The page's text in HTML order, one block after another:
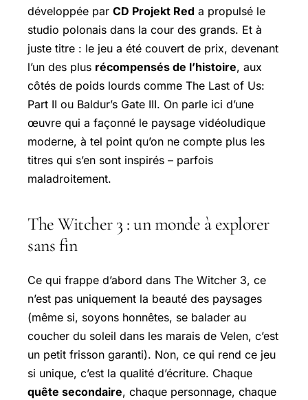
développée par CD Projekt Red a propulsé le
studio polonais dans la cour des grands. Et à
juste titre : le jeu a été couvert de prix, devenant
l’un des plus récompensés de l’histoire, aux
côtés de poids lourds comme The Last of Us:
Part II ou Baldur’s Gate III. On parle ici d’une
œuvre qui a façonné le paysage vidéoludique
moderne, à tel point qu’on ne compte plus les
titres qui s’en sont inspirés – parfois
maladroitement.
The Witcher 3 : un monde à explorer
sans fin
Ce qui frappe d’abord dans The Witcher 3, ce
n’est pas uniquement la beauté des paysages
(même si, soyons honnêtes, se balader au
coucher du soleil dans les marais de Velen, c’est
un petit frisson garanti). Non, ce qui rend ce jeu
si unique, c’est la qualité d’écriture. Chaque
quête secondaire, chaque personnage, chaque